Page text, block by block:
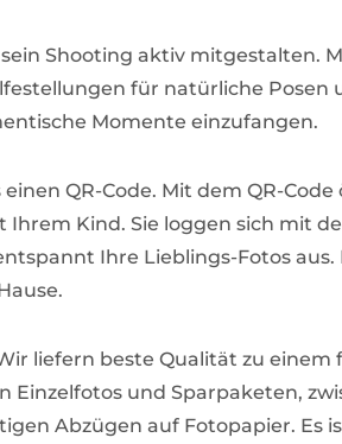
Shooting aktiv mitgestalten.
für natürliche Posen
Momente einzufangen.
QR-Code. Mit dem QR-Code
Kind. Sie loggen sich mit
Ihre Lieblings-Fotos aus.
liefern beste Qualität zu einem
Einzelfotos und Sparpaketen,
Abzügen auf Fotopapier. Es